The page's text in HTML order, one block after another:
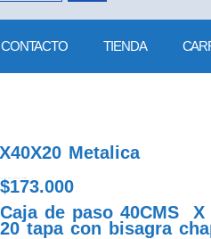
CONTACTO TIENDA
Metalica
$173.000
Caja de paso 40CMS X
20 tapa con bisagra